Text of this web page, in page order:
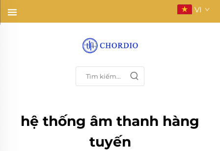
VI
hệ thống âm thanh hàng
tuyến